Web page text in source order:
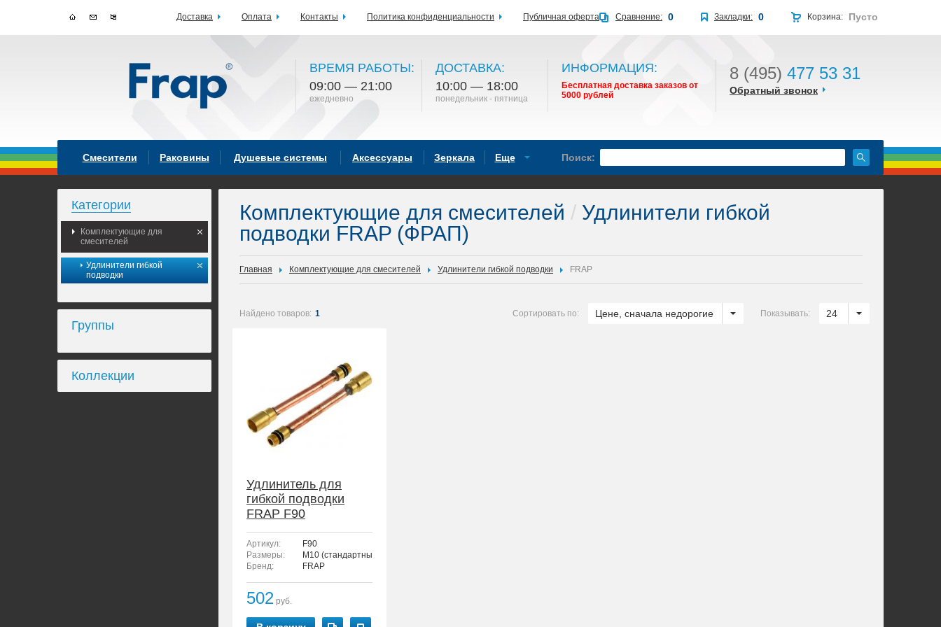
ВРЕМЯ РАБОТЫ:
09:00 — 21:00
ежедневно
ДОСТАВКА:
10:00 — 18:00
понедельник - пятница
ИНФОРМАЦИЯ:
Бесплатная доставка заказов от
5000 рублей
8 (495) 477 53 31
Обратный звонок
Смесители Раковины Душевые системы Аксессуары Зеркала Еще Поиск:
Категории
Комплектующие для
смесителей
Удлинители гибкой
подводки
Группы
Коллекции
Комплектующие для смесителей / Удлинители гибкой
подводки FRAP (ФРАП)
Главная Комплектующие для смесителей Удлинители гибкой подводки FRAP
Найдено товаров: 1 Показывать: 24
Сортировать по: Цене, сначала недорогие
Удлинитель для
гибкой подводки
FRAP F90
Артикул:
F90
Размеры:
M10 (стандартный)
Бренд:
FRAP
502 руб.
Доставка Оплата Контакты Политика конфиденциальности Публичная оферта Корзина: Пусто
Закладки: 0
Сравнение: 0